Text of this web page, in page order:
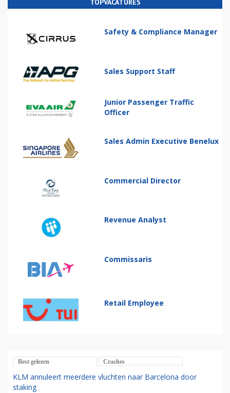
TOPVACATURES
Safety & Compliance Manager
Sales Support Staff
Junior Passenger Traffic
Officer
Sales Admin Executive Benelux
Commercial Director
Revenue Analyst
Commissaris
Retail Employee
Best gelezen Crashes
KLM annuleert meerdere vluchten naar Barcelona door
staking